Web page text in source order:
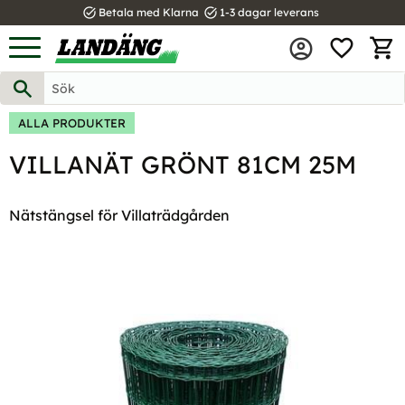
Meny
task_alt Betala med Klarna task_alt 1-3 dagar leverans
ALLA PRODUKTER
VILLANÄT GRÖNT 81CM 25M
Nätstängsel för Villaträdgården